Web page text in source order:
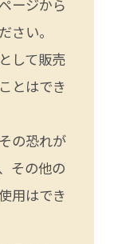
ージから
さい。
して販売
とはでき
の恐れが
その他の
用はでき